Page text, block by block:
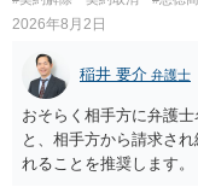
せん。
2026年8月2日
稲井 要介 弁護士
おそらく相手方に弁護
と、相手方から請求さ
れることを推奨します。